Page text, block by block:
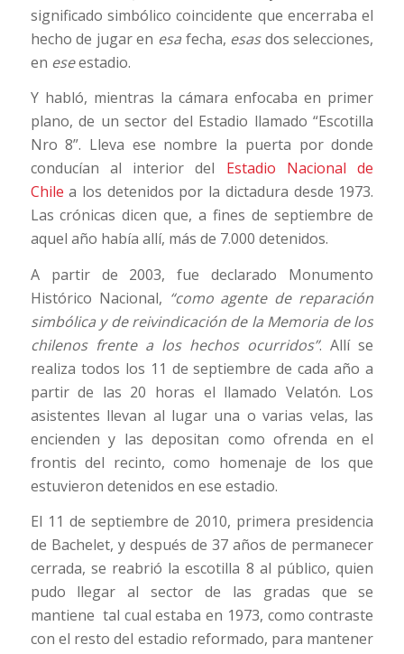
significado simbólico coincidente que encerraba el
hecho de jugar en esa fecha, esasdos selecciones,
en eseestadio.
Y habló, mientras la cámara enfocaba en primer
plano, de un sector del Estadio llamado “Escotilla
Nro 8”. Lleva ese nombre la puerta por donde
conducían al interior del Estadio Nacional de
Chile a los detenidos por la dictadura desde 1973.
Las crónicas dicen que, a fines de septiembre de
aquel año había allí, más de 7.000 detenidos.
A partir de 2003, fue declarado Monumento
Histórico Nacional, “como agente de reparación
simbólica y de reivindicación de la Memoria de los
chilenos frente a los hechos ocurridos”. Allí se
realiza todos los 11 de septiembre de cada año a
partir de las 20 horas el llamado Velatón. Los
asistentes llevan al lugar una o varias velas, las
encienden y las depositan como ofrenda en el
frontis del recinto, como homenaje de los que
estuvieron detenidos en ese estadio.
El 11 de septiembre de 2010, primera presidencia
de Bachelet, y después de 37 años de permanecer
cerrada, se reabrió la escotilla 8 al público, quien
pudo llegar al sector de las gradas que se
mantiene tal cual estaba en 1973, como contraste
con el resto del estadio reformado, para mantener